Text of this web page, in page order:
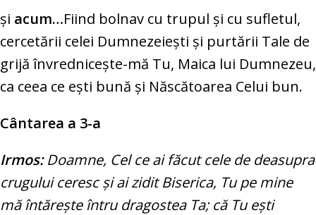
şi acum…Fiind bolnav cu trupul şi cu sufletul,
cercetării celei Dumnezeieşti şi purtării Tale de
grijă învredniceşte-mă Tu, Maica lui Dumnezeu,
ca ceea ce eşti bună şi Născătoarea Celui bun.
Cântarea a 3-a
Irmos: Doamne, Cel ce ai făcut cele de deasupra
crugului ceresc şi ai zidit Biserica, Tu pe mine
mă întăreşte întru dragostea Ta; că Tu eşti